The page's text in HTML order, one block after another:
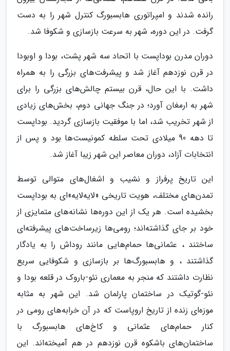
رانده شدند و امپراتوری هابسبورگ کنترل شهر را به دست
گرفت. در این دوره، شهر به سرعت بازسازی و شکوفا شد.
دوران مدرن بوداپست با اتحاد سه شهر پشت، بودا و اوبودا
در قرن نوزدهم آغاز شد و پیشرفت‌های بزرگی را به همراه
داشت. با این حال، قرن بیستم چالش‌های بزرگی را برای
شهر به ارمغان آورد؛ در جنگ جهانی دوم، بخش‌های زیادی
از شهر تخریب شد، اما با موفقیت بازسازی گردید. بوداپست
تا دهه 90 میلادی تحت سلطه کمونیست‌ها بود و پس از
انتخابات آزاد، دوران معاصر این شهر زیبا آغاز شد.
این تاریخ پرفراز و نشیب و اشغال‌های متوالی توسط
تمدن‌های مختلف، هویت تاریخی «لایه‌لایه»ای به بوداپست
بخشیده است. هر یک از این دوره‌ها نشانه‌های متمایزی از
خود بر جای گذاشته‌اند؛ رومی‌ها زیرساخت‌های پیشرفته‌ای
ساختند ، عثمانی‌ها حمام‌هایی مانند روداش را به یادگار
گذاشتند ، و هابسبورگ‌ها بر بازسازی و شکوفایی سریع
نظارت داشتند که منجر به معماری نئو-باروک در قلعه بودا و
نئو-گوتیک در ساختمان پارلمان شد. این شهر به مثابه
موزه‌ای زنده از تاریخ اروپاست که در آن خرابه‌های رومی در
کنار حمام‌های عثمانی و کاخ‌های هابسبورگ با
ساختمان‌های باشکوه قرن نوزدهم در هم آمیخته‌اند. این